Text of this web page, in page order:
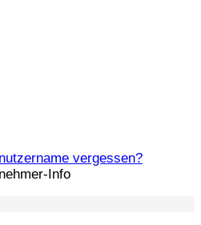
vergessen?
Info